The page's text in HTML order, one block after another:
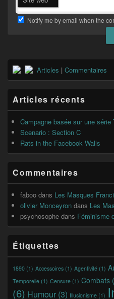
Notify me by email when the
Zone
principale
de
pour
la
barre
latérale
Articles | Commentaires
Articles récents
Campagne basée sur une série
Scenario : Section C
Rats in the Facebook Walls
Commentaires
faboo dans Les Masques
olivier Monceyron dans Les
psychosophe dans Féminisme
Étiquettes
1890 (1) Accessoires (1) Agentivité (1)
Temporelle (1) Censure (1) Combats
(6) Humour (3) Illusionisme (1)